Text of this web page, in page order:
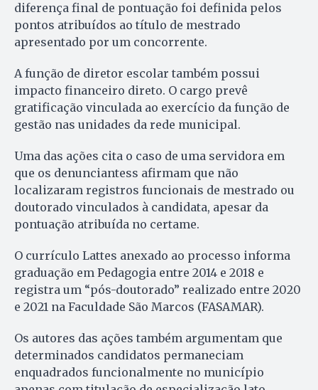
diferença final de pontuação foi definida pelos
pontos atribuídos ao título de mestrado
apresentado por um concorrente.
A função de diretor escolar também possui
impacto financeiro direto. O cargo prevê
gratificação vinculada ao exercício da função de
gestão nas unidades da rede municipal.
Uma das ações cita o caso de uma servidora em
que os denunciantess afirmam que não
localizaram registros funcionais de mestrado ou
doutorado vinculados à candidata, apesar da
pontuação atribuída no certame.
O currículo Lattes anexado ao processo informa
graduação em Pedagogia entre 2014 e 2018 e
registra um “pós-doutorado” realizado entre 2020
e 2021 na Faculdade São Marcos (FASAMAR).
Os autores das ações também argumentam que
determinados candidatos permaneciam
enquadrados funcionalmente no município